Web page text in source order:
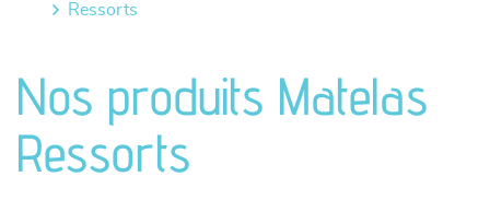
séjours
meubles de complément
ressorts
Nos produits Matelas
Ressorts